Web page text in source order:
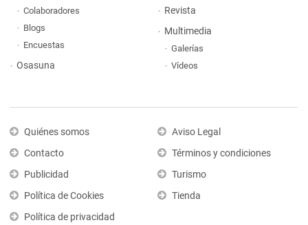
Colaboradores
Blogs
Encuestas
Osasuna
Revista
Multimedia
Galerías
Vídeos
Quiénes somos
Contacto
Publicidad
Política de Cookies
Política de privacidad
Aviso Legal
Términos y condiciones
Turismo
Tienda